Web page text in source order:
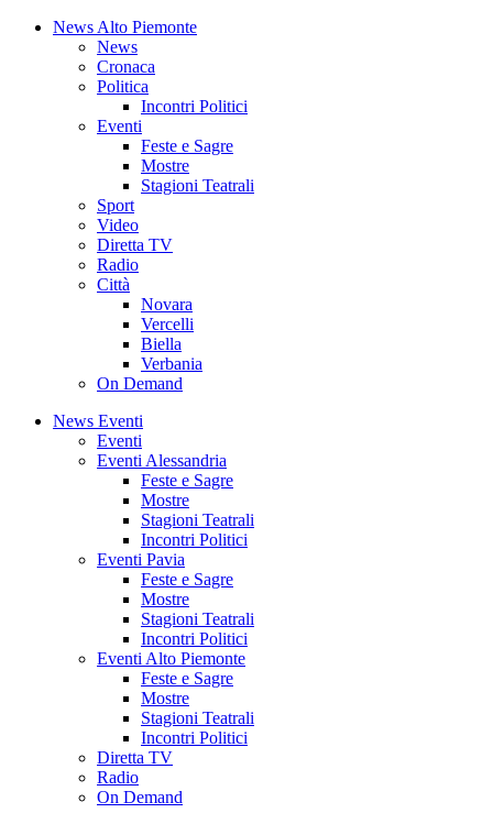
News Alto Piemonte
News
Cronaca
Politica
Incontri Politici
Eventi
Feste e Sagre
Mostre
Stagioni Teatrali
Sport
Video
Diretta TV
Radio
Città
Novara
Vercelli
Biella
Verbania
On Demand
News Eventi
Eventi
Eventi Alessandria
Feste e Sagre
Mostre
Stagioni Teatrali
Incontri Politici
Eventi Pavia
Feste e Sagre
Mostre
Stagioni Teatrali
Incontri Politici
Eventi Alto Piemonte
Feste e Sagre
Mostre
Stagioni Teatrali
Incontri Politici
Diretta TV
Radio
On Demand